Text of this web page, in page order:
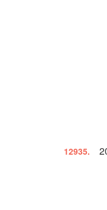
12935.